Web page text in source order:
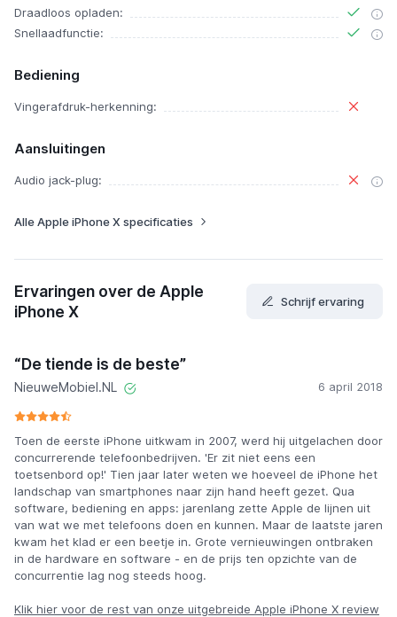
Draadloos opladen:
Snellaadfunctie:
Bediening
Vingerafdruk-herkenning:
Aansluitingen
Audio jack-plug:
Alle Apple iPhone X specificaties
Ervaringen over de Apple
iPhone X
Schrijf ervaring
“De tiende is de beste”
NieuweMobiel.NL 6 april 2018
Toen de eerste iPhone uitkwam in 2007, werd hij uitgelachen door
concurrerende telefoonbedrijven. 'Er zit niet eens een
toetsenbord op!' Tien jaar later weten we hoeveel de iPhone het
landschap van smartphones naar zijn hand heeft gezet. Qua
software, bediening en apps: jarenlang zette Apple de lijnen uit
van wat we met telefoons doen en kunnen. Maar de laatste jaren
kwam het klad er een beetje in. Grote vernieuwingen ontbraken
in de hardware en software - en de prijs ten opzichte van de
concurrentie lag nog steeds hoog.
Klik hier voor de rest van onze uitgebreide Apple iPhone X review